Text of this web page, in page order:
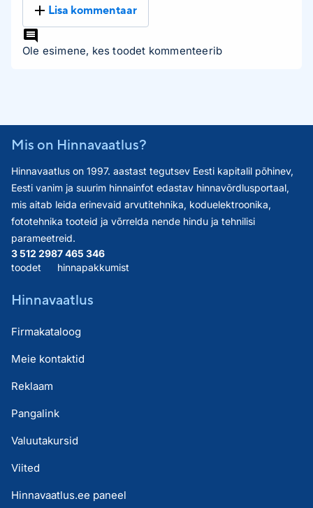
Lisa kommentaar
Ole esimene, kes toodet kommenteerib
Mis on Hinnavaatlus?
Hinnavaatlus on 1997. aastast tegutsev Eesti kapitalil põhinev,
Eesti vanim ja suurim hinnainfot edastav hinnavõrdlusportaal,
mis aitab leida erinevaid arvutitehnika, koduelektroonika,
fototehnika tooteid ja võrrelda nende hindu ja tehnilisi
parameetreid.
3 512 298
toodet
7 465 346
hinnapakkumist
Hinnavaatlus
Firmakataloog
Meie kontaktid
Reklaam
Pangalink
Valuutakursid
Viited
Hinnavaatlus.ee paneel